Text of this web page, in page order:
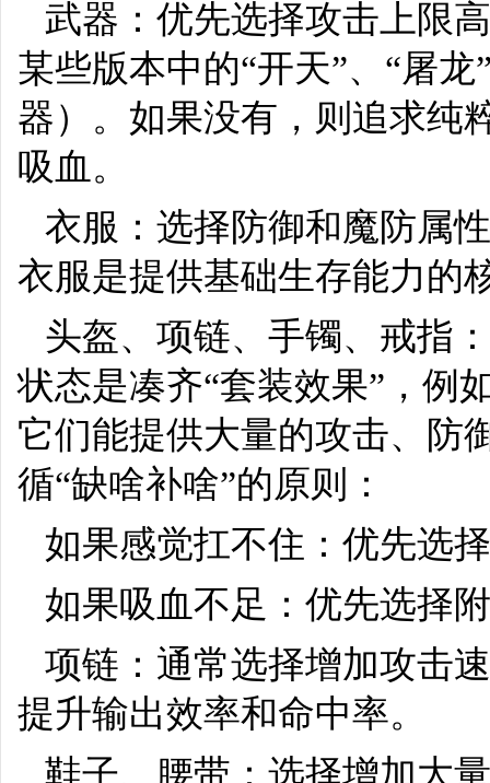
武器：优先选择攻击上限
某些版本中的“开天”、“屠
器）。如果没有，则追求纯
吸血。
衣服：选择防御和魔防属
衣服是提供基础生存能力的
头盔、项链、手镯、戒指
状态是凑齐“套装效果”，例
它们能提供大量的攻击、防
循“缺啥补啥”的原则：
如果感觉扛不住：优先选
如果吸血不足：优先选择
项链：通常选择增加攻击
提升输出效率和命中率。
鞋子、腰带：选择增加大